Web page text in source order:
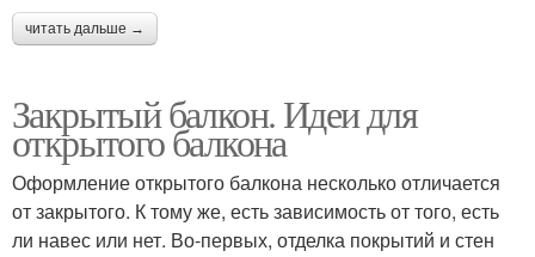
читать дальше →
Закрытый балкон. Идеи для
открытого балкона
Оформление открытого балкона несколько отличается
от закрытого. К тому же, есть зависимость от того, есть
ли навес или нет. Во-первых, отделка покрытий и стен